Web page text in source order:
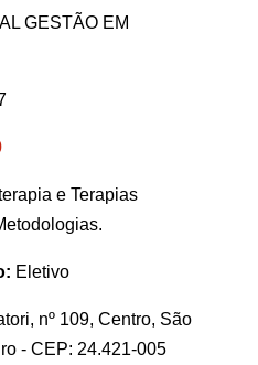
GESTÃO EM
e Terapias
Eletivo
nº 109, Centro, São
- CEP: 24.421-005